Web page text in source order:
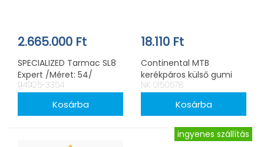
2.665.000 Ft
SPECIALIZED Tarmac SL8
Expert /Méret: 54/
94925-3354
18.110 Ft
Continental MTB
kerékpáros külső gumi
58-622 Ruban 2.3
ShieldWall 29x2,3
NK 0150578
ingyenes szállítás